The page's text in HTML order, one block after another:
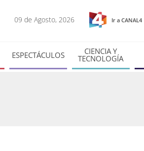
09 de Agosto, 2026 Ir a CANAL4
ESPECTÁCULOS CIENCIA Y
TECNOLOGÍA